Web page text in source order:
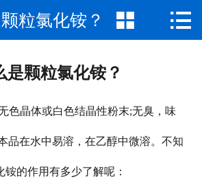
 网站首页
粒氯化铵？  
是颗粒氯化铵？
色晶体或白色结晶性粉末;无臭，味
品在水中易溶，在乙醇中微溶。不知
的作用有多少了解呢：